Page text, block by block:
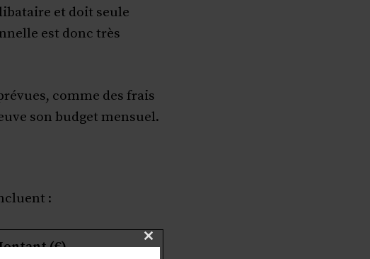
et doit seule
est donc très
comme des frais
son budget mensuel.
:
(€)
Close